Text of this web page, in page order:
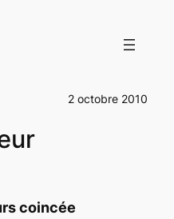
2 octobre 2010
coincée